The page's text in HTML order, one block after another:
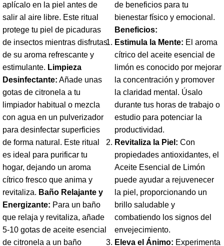
aplícalo en la piel antes de
salir al aire libre. Este ritual
protege tu piel de picaduras
de insectos mientras disfrutas
de su aroma refrescante y
estimulante. Limpieza
Desinfectante: Añade unas
gotas de citronela a tu
limpiador habitual o mezcla
con agua en un pulverizador
para desinfectar superficies
de forma natural. Este ritual
es ideal para purificar tu
hogar, dejando un aroma
cítrico fresco que anima y
revitaliza. Baño Relajante y
Energizante: Para un baño
que relaja y revitaliza, añade
5-10 gotas de aceite esencial
de citronela a un baño
de beneficios para tu
bienestar físico y emocional.
Beneficios:
Estimula la Mente: El aroma
cítrico del aceite esencial de
limón es conocido por mejorar
la concentración y promover
la claridad mental. Úsalo
durante tus horas de trabajo o
estudio para potenciar la
productividad.
Revitaliza la Piel: Con
propiedades antioxidantes, el
Aceite Esencial de Limón
puede ayudar a rejuvenecer
la piel, proporcionando un
brillo saludable y
combatiendo los signos del
envejecimiento.
Eleva el Ánimo: Experimenta